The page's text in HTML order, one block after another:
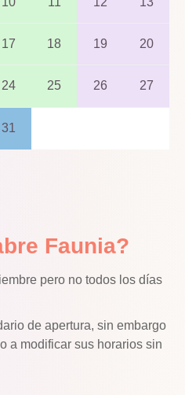
17 18 19 20
24 25 26 27
31
Faunia?
pero no todos los días
de apertura, sin embargo
a modificar sus horarios sin